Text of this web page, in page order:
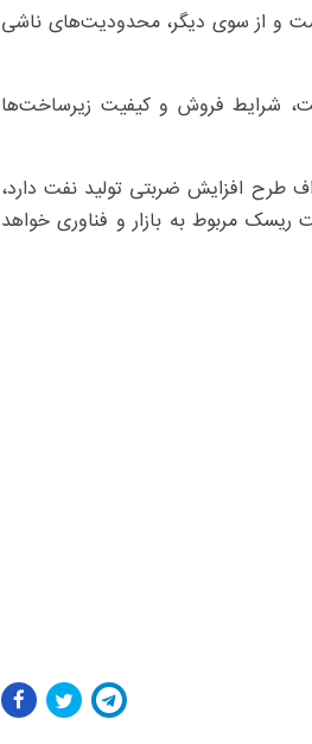
و از سوی دیگر، محدودیت‌های ناشی
شرایط فروش و کیفیت زیرساخت‌ها
طرح افزایش ضربتی تولید نفت دارد،
ریسک مربوط به بازار و فناوری خواهد